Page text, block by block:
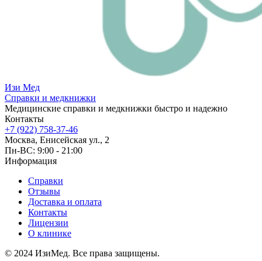
Изи Мед
Справки и медкнижки
Медицинские справки и медкнижки быстро и надежно
Контакты
+7 (922) 758-37-46
Москва, Енисейская ул., 2
Пн-ВС: 9:00 - 21:00
Информация
Справки
Отзывы
Доставка и оплата
Контакты
Лицензии
О клинике
© 2024 ИзиМед. Все права защищены.